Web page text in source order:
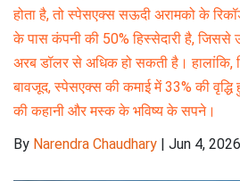
होता है, तो स्पेसएक्स सऊदी अरामको के
के पास कंपनी की 50% हिस्सेदारी है,
अरब डॉलर से अधिक हो सकती है। हालांकि,
बावजूद, स्पेसएक्स की कमाई में 33% की
की कहानी और मस्क के भविष्य के सपने।
By Narendra Chaudhary | Jun 4,